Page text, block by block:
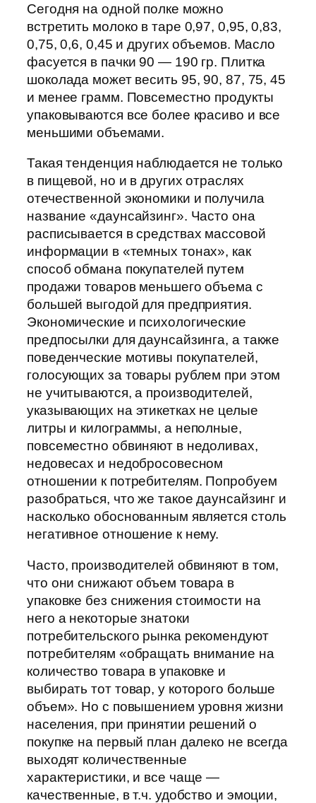
Сегодня на одной полке можно
встретить молоко в таре 0,97, 0,95, 0,83,
0,75, 0,6, 0,45 и других объемов. Масло
фасуется в пачки 90 — 190 гр. Плитка
шоколада может весить 95, 90, 87, 75, 45
и менее грамм. Повсеместно продукты
упаковываются все более красиво и все
меньшими объемами.
Такая тенденция наблюдается не только
в пищевой, но и в других отраслях
отечественной экономики и получила
название «даунсайзинг». Часто она
расписывается в средствах массовой
информации в «темных тонах», как
способ обмана покупателей путем
продажи товаров меньшего объема с
большей выгодой для предприятия.
Экономические и психологические
предпосылки для даунсайзинга, а также
поведенческие мотивы покупателей,
голосующих за товары рублем при этом
не учитываются, а производителей,
указывающих на этикетках не целые
литры и килограммы, а неполные,
повсеместно обвиняют в недоливах,
недовесах и недобросовесном
отношении к потребителям. Попробуем
разобраться, что же такое даунсайзинг и
насколько обоснованным является столь
негативное отношение к нему.
Часто, производителей обвиняют в том,
что они снижают объем товара в
упаковке без снижения стоимости на
него а некоторые знатоки
потребительского рынка рекомендуют
потребителям «обращать внимание на
количество товара в упаковке и
выбирать тот товар, у которого больше
объем». Но с повышением уровня жизни
населения, при принятии решений о
покупке на первый план далеко не всегда
выходят количественные
характеристики, и все чаще —
качественные, в т.ч. удобство и эмоции,